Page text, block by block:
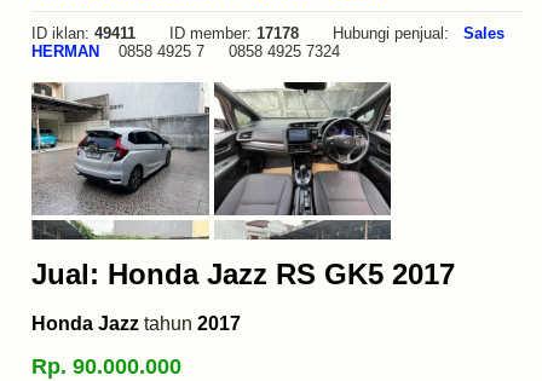
ID iklan: 49411 ID member: 17178 Hubungi penjual: Sales
HERMAN
0858 4925 7 0858 4925 7324
Jual: Honda Jazz RS GK5 2017
Honda Jazz tahun 2017
Rp. 90.000.000